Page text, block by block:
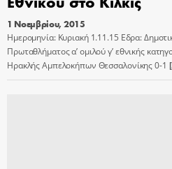
1 Νοεμβρίου, 2015
Ημερομηνία: Κυριακή 1.11.15 Εδρα:
Πρωταθλήματος α’ ομιλού γ’ εθνικής
Ηρακλής Αμπελοκήπων Θεσσαλονίκης 0-1